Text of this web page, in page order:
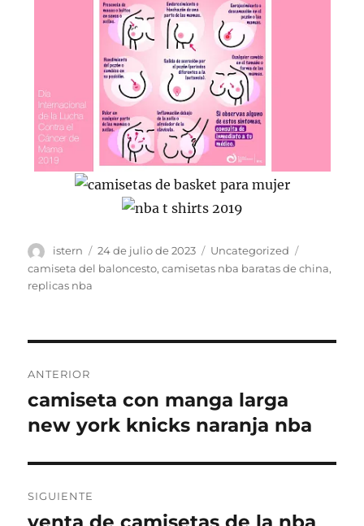
Autor
istern
Publicado
el
24 de julio de 2023 Categorías
Uncategorized
camiseta del baloncesto,camisetas nba baratas de china,
replicas nba
de
entradas
ANTERIOR
Entrada
anterior:
camiseta con manga larga
new york knicks naranja nba
SIGUIENTE
Entrada